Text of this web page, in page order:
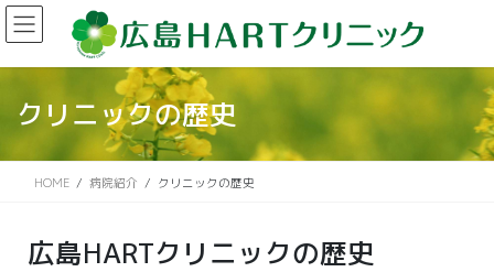
クリニックの歴史
HOME 病院紹介 クリニックの歴史
広島HARTクリニックの歴史